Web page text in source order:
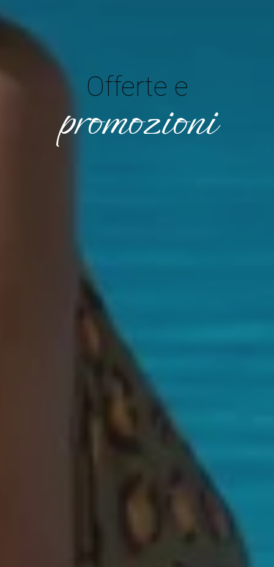
Offerte e
promozioni